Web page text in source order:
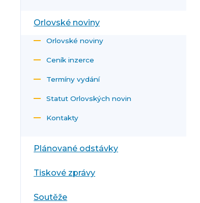
Orlovské noviny
Orlovské noviny
Ceník inzerce
Termíny vydání
Statut Orlovských novin
Kontakty
Plánované odstávky
Tiskové zprávy
Soutěže